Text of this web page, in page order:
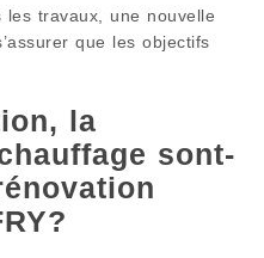
les travaux, une nouvelle
que les objectifs
la
sont-